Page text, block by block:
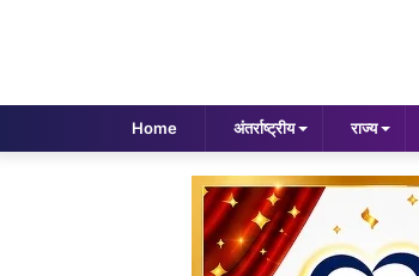
Home अंतर्राष्ट्रीय राज्य